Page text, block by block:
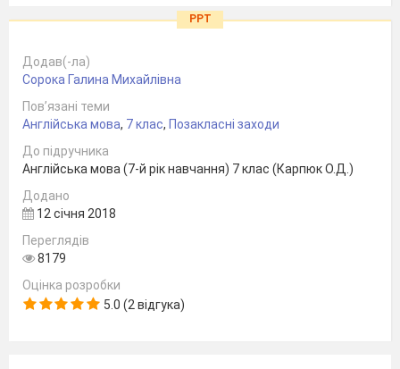
PPT
Додав(-ла)
Сорока Галина Михайлівна
Пов’язані теми
Англійська мова, 7 клас, Позакласні заходи
До підручника
Англійська мова (7-й рік навчання) 7 клас (Карпюк О.Д.)
Додано
12 січня 2018
Переглядів
8179
Оцінка розробки
5.0 (2 відгука)